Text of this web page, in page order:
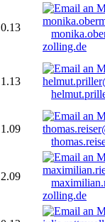
0.13
zolling.de
1.13
1.09
2.09
zolling.de